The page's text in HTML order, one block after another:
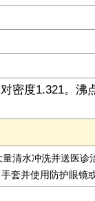
密度1.321。沸
清水冲洗并送医诊
套并使用防护眼镜